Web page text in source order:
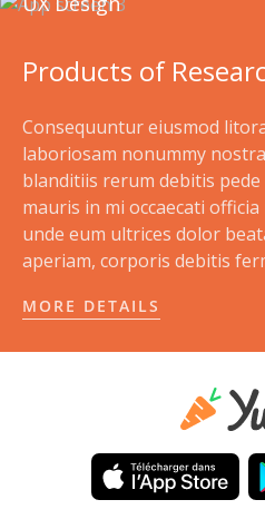
Products of
Consequuntur eiusmod
laboriosam nonummy
blanditiis rerum debitis
mauris in mi occaecati
unde eum ultrices dolor
aperiam, corporis debitis
MORE DETAILS